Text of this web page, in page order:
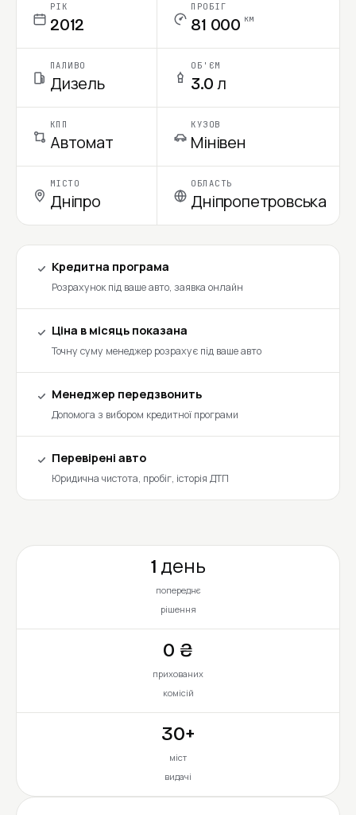
РІК
2012
ПРОБІГ
81 000 км
ПАЛИВО
Дизель
ОБ'ЄМ
3.0 л
КПП
Автомат
КУЗОВ
Мінівен
МІСТО
Дніпро
ОБЛАСТЬ
Дніпропетровська
Кредитна програма
Розрахунок під ваше авто, заявка онлайн
Ціна в місяць показана
Точну суму менеджер розрахує під ваше авто
Менеджер передзвонить
Допомога з вибором кредитної програми
Перевірені авто
Юридична чистота, пробіг, історія ДТП
1 день
попереднє
рішення
0 ₴
прихованих
комісій
30+
міст
видачі